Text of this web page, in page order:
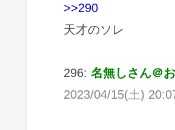
>>290
天才のソレ
296: 名無しさん＠
2023/04/15(土)